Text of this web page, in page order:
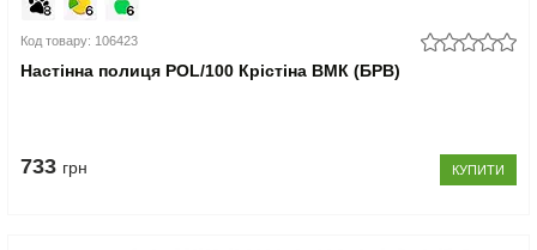
Код товару: 106423
Настінна полиця POL/100 Крістіна ВМК (БРВ)
733 грн КУПИТИ